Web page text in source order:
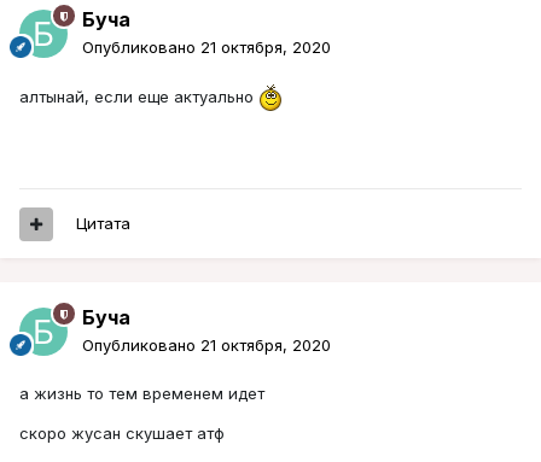
Буча
Опубликовано 21 октября, 2020
алтынай, если еще актуально
Цитата
Буча
Опубликовано 21 октября, 2020
а жизнь то тем временем идет
скоро жусан скушает атф